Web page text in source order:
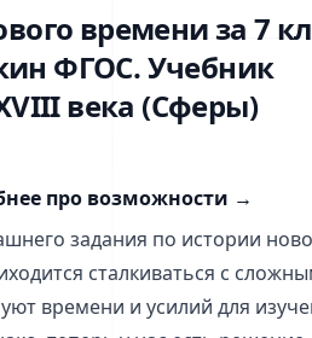
времени за 7
ФГОС. Учебник
века (Сферы)
про возможности →
задания по истории
сталкиваться с
времени и усилий для